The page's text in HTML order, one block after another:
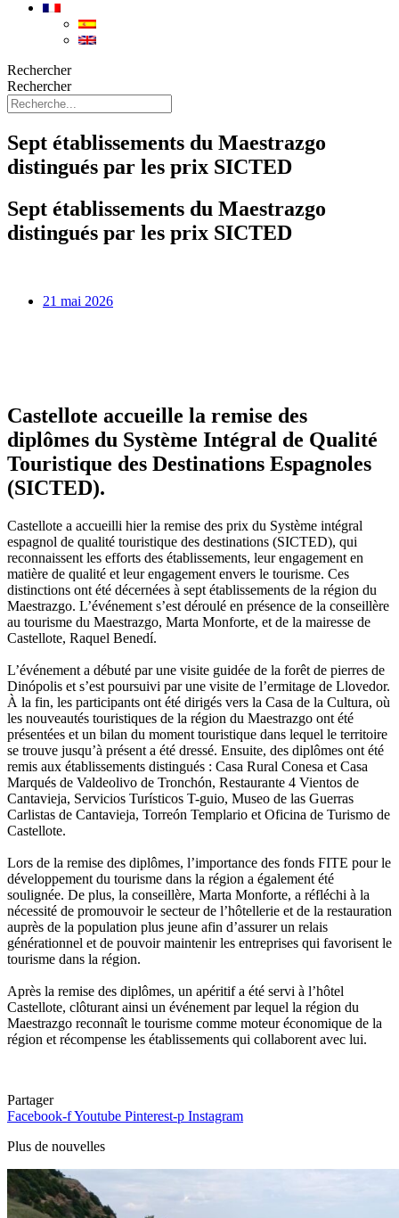
Rechercher
Rechercher
Sept établissements du Maestrazgo
distingués par les prix SICTED
Sept établissements du Maestrazgo
distingués par les prix SICTED
21 mai 2026
Castellote accueille la remise des
diplômes du Système Intégral de Qualité
Touristique des Destinations Espagnoles
(SICTED).
Castellote a accueilli hier la remise des prix du Système intégral
espagnol de qualité touristique des destinations (SICTED), qui
reconnaissent les efforts des établissements, leur engagement en
matière de qualité et leur engagement envers le tourisme. Ces
distinctions ont été décernées à sept établissements de la région du
Maestrazgo. L’événement s’est déroulé en présence de la conseillère
au tourisme du Maestrazgo, Marta Monforte, et de la mairesse de
Castellote, Raquel Benedí.
L’événement a débuté par une visite guidée de la forêt de pierres de
Dinópolis et s’est poursuivi par une visite de l’ermitage de Llovedor.
À la fin, les participants ont été dirigés vers la Casa de la Cultura, où
les nouveautés touristiques de la région du Maestrazgo ont été
présentées et un bilan du moment touristique dans lequel le territoire
se trouve jusqu’à présent a été dressé. Ensuite, des diplômes ont été
remis aux établissements distingués : Casa Rural Conesa et Casa
Marqués de Valdeolivo de Tronchón, Restaurante 4 Vientos de
Cantavieja, Servicios Turísticos T-guio, Museo de las Guerras
Carlistas de Cantavieja, Torreón Templario et Oficina de Turismo de
Castellote.
Lors de la remise des diplômes, l’importance des fonds FITE pour le
développement du tourisme dans la région a également été
soulignée. De plus, la conseillère, Marta Monforte, a réfléchi à la
nécessité de promouvoir le secteur de l’hôtellerie et de la restauration
auprès de la population plus jeune afin d’assurer un relais
générationnel et de pouvoir maintenir les entreprises qui favorisent le
tourisme dans la région.
Après la remise des diplômes, un apéritif a été servi à l’hôtel
Castellote, clôturant ainsi un événement par lequel la région du
Maestrazgo reconnaît le tourisme comme moteur économique de la
région et récompense les établissements qui collaborent avec lui.
Partager
Facebook-fYoutube Pinterest-p Instagram
Plus de nouvelles